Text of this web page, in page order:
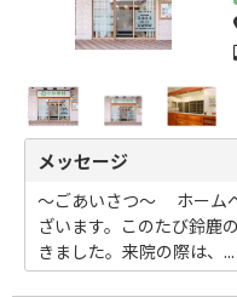
メッセージ
～ごあいさつ～ ホーム
ざいます。このたび鈴鹿
きました。来院の際は、...